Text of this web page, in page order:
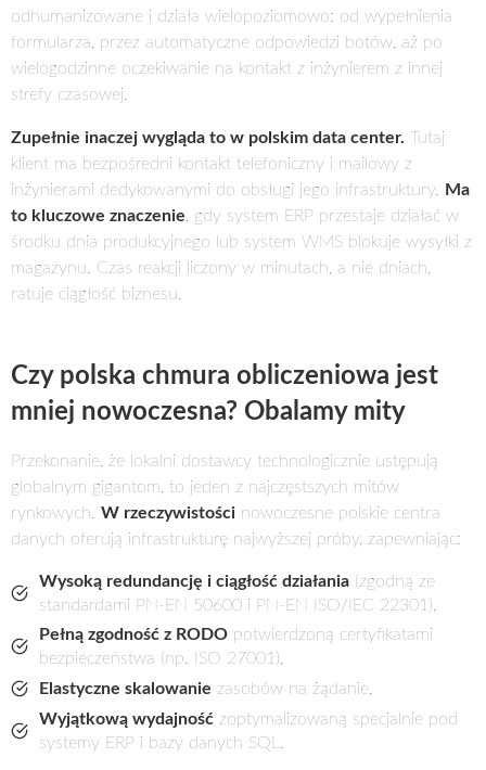
odhumanizowane i działa wielopoziomowo: od wypełnienia
formularza, przez automatyczne odpowiedzi botów, aż po
wielogodzinne oczekiwanie na kontakt z inżynierem z innej
strefy czasowej.
Zupełnie inaczej wygląda to w polskim data center. Tutaj
klient ma bezpośredni kontakt telefoniczny i mailowy z
inżynierami dedykowanymi do obsługi jego infrastruktury.
Ma
to kluczowe znaczenie , gdy system ERP przestaje działać w
środku dnia produkcyjnego lub system WMS blokuje wysyłki z
magazynu. Czas reakcji liczony w minutach, a nie dniach,
ratuje ciągłość biznesu.
Czy polska chmura obliczeniowa jest
mniej nowoczesna? Obalamy mity
Przekonanie, że lokalni dostawcy technologicznie ustępują
globalnym gigantom, to jeden z najczęstszych mitów
rynkowych. W rzeczywistości nowoczesne polskie centra
danych oferują infrastrukturę najwyższej próby, zapewniając:
Wysoką redundancję i ciągłość działania (zgodną ze
standardami PN-EN 50600 i PN-EN ISO/IEC 22301),
Pełną zgodność z RODO potwierdzoną certyfikatami
bezpieczeństwa (np. ISO 27001),
Elastyczne skalowanie zasobów na żądanie,
Wyjątkową wydajność zoptymalizowaną specjalnie pod
systemy ERP i bazy danych SQL.